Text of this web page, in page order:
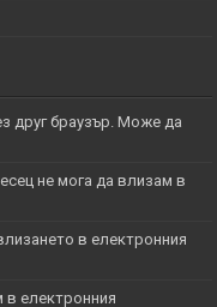
друг браузър. Може да
не мога да влизам в
в електронния
електронния